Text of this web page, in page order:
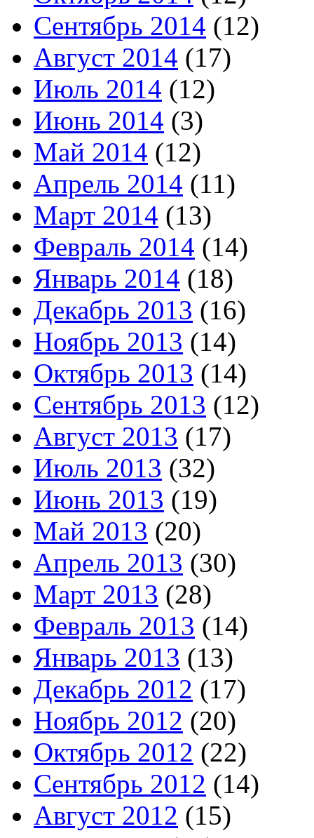
Сентябрь 2014 (12)
Август 2014 (17)
Июль 2014 (12)
Июнь 2014 (3)
Май 2014 (12)
Апрель 2014 (11)
Март 2014 (13)
Февраль 2014 (14)
Январь 2014 (18)
Декабрь 2013 (16)
Ноябрь 2013 (14)
Октябрь 2013 (14)
Сентябрь 2013 (12)
Август 2013 (17)
Июль 2013 (32)
Июнь 2013 (19)
Май 2013 (20)
Апрель 2013 (30)
Март 2013 (28)
Февраль 2013 (14)
Январь 2013 (13)
Декабрь 2012 (17)
Ноябрь 2012 (20)
Октябрь 2012 (22)
Сентябрь 2012 (14)
Август 2012 (15)